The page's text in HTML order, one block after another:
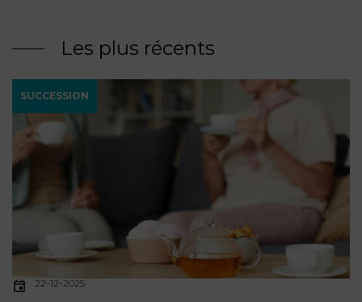
Les plus récents
SUCCESSION
22-12-2025